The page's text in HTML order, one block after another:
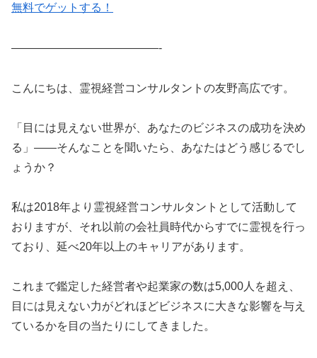
無料でゲットする！
—————————————-​
​こんにちは、霊視経営コンサルタントの友野高広です。
​「目には見えない世界が、あなたのビジネスの成功を決め
る」――そんなことを聞いたら、あなたはどう感じるでし
ょうか？
​私は2018年より霊視経営コンサルタントとして活動して
おりますが、それ以前の会社員時代からすでに霊視を行っ
ており、延べ20年以上のキャリアがあります。
​これまで鑑定した経営者や起業家の数は5,000人を超え、
目には見えない力がどれほどビジネスに大きな影響を与え
ているかを目の当たりにしてきました。